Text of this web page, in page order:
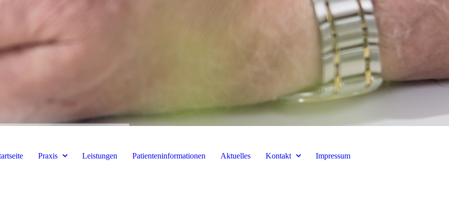
Praxis Leistungen Patienteninformationen Aktuelles Kontakt Impressum